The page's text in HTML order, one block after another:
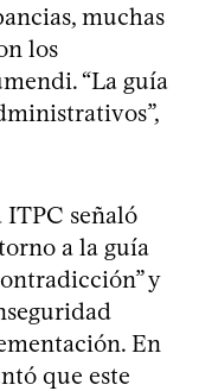
muchas
los
“La guía
señaló
a la guía
y
En
que este